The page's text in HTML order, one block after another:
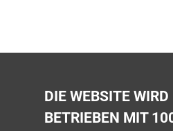
DIE WEBSITE WIRD
BETRIEBEN MIT